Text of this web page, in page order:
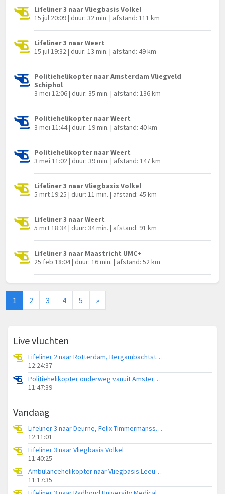
Lifeliner 3 naar Vliegbasis Volkel
15 jul 20:09 | duur: 32 min. | afstand: 111 km
Lifeliner 3 naar Weert
15 jul 19:32 | duur: 13 min. | afstand: 49 km
Politiehelikopter naar Amsterdam Vliegveld
Schiphol
3 mei 12:06 | duur: 35 min. | afstand: 136 km
Politiehelikopter naar Weert
3 mei 11:44 | duur: 19 min. | afstand: 40 km
Politiehelikopter naar Weert
3 mei 11:02 | duur: 39 min. | afstand: 147 km
Lifeliner 3 naar Vliegbasis Volkel
5 mrt 19:25 | duur: 11 min. | afstand: 45 km
Lifeliner 3 naar Weert
5 mrt 18:34 | duur: 34 min. | afstand: 91 km
Lifeliner 3 naar Maastricht UMC+
25 feb 18:04 | duur: 16 min. | afstand: 52 km
1 2 3 4 5 »
Live vluchten
Lifeliner 2 naar Rotterdam, Bergambachtstraat
12:24:37
Politiehelikopter onderweg vanuit Amsterdam Vliegveld Schiphol
11:47:39
Vandaag
Lifeliner 3 naar Deurne, Felix Timmermansstraat
12:11:01
Lifeliner 3 naar Vliegbasis Volkel
11:40:25
Ambulancehelikopter naar Vliegbasis Leeuwarden
11:17:35